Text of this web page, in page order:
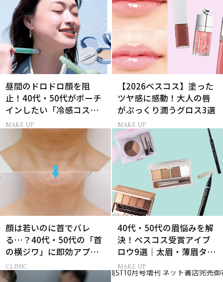
昼間のドロドロ顔を阻
止！40代・50代がポーチ
インしたい「冷感コス
メ」5選
MAKE UP
【2026ベスコス】塗った
ツヤ感に感動！大人の唇
がぷっくり潤うグロス3選
MAKE UP
顔は若いのに首でバレ
る…？40代・50代の「首
の横ジワ」に即効アプロ
ーチする最新美容医療と
は
CLINIC
40代・50代の眉悩みを解
決！ベスコス受賞アイブ
ロウ9選｜太眉・薄眉タイ
プ別の描き方
MAKE UP